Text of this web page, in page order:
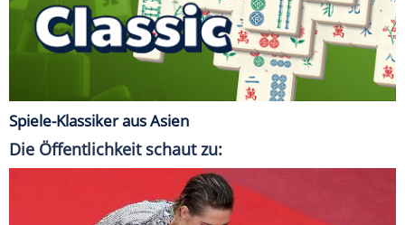
Spiele-Klassiker aus Asien
Die Öffentlichkeit schaut zu: